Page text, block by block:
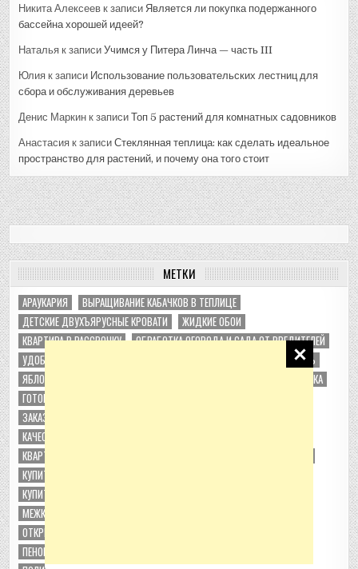
Никита Алексеев к записи Является ли покупка подержанного
бассейна хорошей идеей?
Наталья к записиУчимся у Питера Линча — часть III
Юлия к записи Использование пользовательских лестниц для
сбора и обслуживания деревьев
Денис Маркин к записиТоп 5 растений для комнатных садовников
Анастасия к записиСтеклянная теплица: как сделать идеальное
пространство для растений, и почему она того стоит
МЕТКИ
АРАУКАРИЯ
ВЫРАЩИВАНИЕ КАБАЧКОВ В ТЕПЛИЦЕ
ДЕТСКИЕ ДВУХЪЯРУСНЫЕ КРОВАТИ
ЖИДКИЕ ОБОИ
КВАРТИРА В РАССРОЧКУ
ОБРАБОТКА ОГОРОДА И САДА ОТ ВРЕДИТЕЛЕЙ
УДОБРЕНИЯ ДЛЯ КОМНАТНЫХ КУЛЬТУР: ОСОБЕННОСТИ
УТЕПЛИТЕЛЬ
ЯБЛОНЯ КОЛОНОВИДНАЯ
ВЫБОР УЧАСТКА
ГОТОВАЯ КВАРТИРА В НОВОСТРОЙКЕ
ЗАКАЗ ЦВЕТОВ В ПЕТРОПАВЛОВСК-КАМЧАТСКИЙ
КАЧЕСТВЕННЫЕ ЛАКОКРАСОЧНЫЕ МАТЕРИАЛЫ
КВАРТИРЫ ОТ ЗАСТРОЙЩИКА
КУПИТЬ
КУПИТЬ БУКЕТЫ ЦВЕТОВ В ПЕТРОПАВЛОВСКЕ-КАМЧАТСКОМ
МЕЖКОМНАТНЫЕ ДВЕРИ
ОТКРЫТЬ РЕСТОРАН
ПЕНОПЛЕКМ